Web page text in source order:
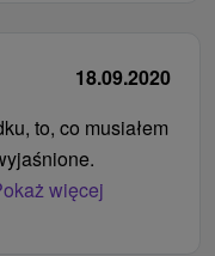
18.09.2020
to, co musiałem
więcej